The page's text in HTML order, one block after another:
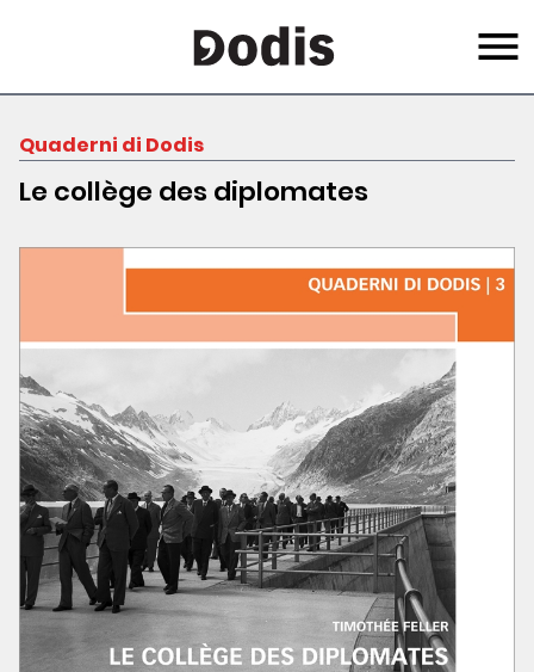
principale
Menu
Quaderni di Dodis
Le collège des diplomates